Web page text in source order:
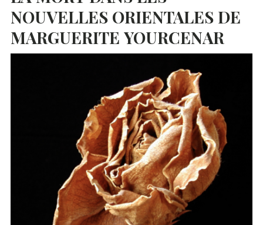
NOUVELLES ORIENTALES DE
MARGUERITE YOURCENAR